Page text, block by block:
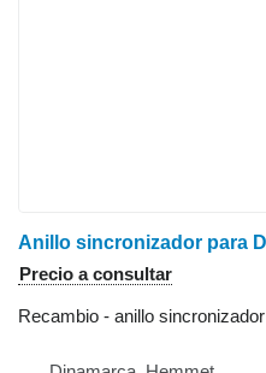
Precio a consultar
Recambio - anillo sincronizador